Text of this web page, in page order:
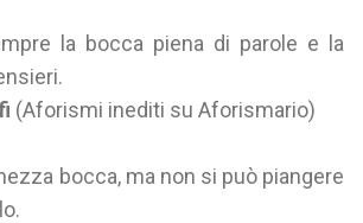
la bocca piena di parole e la
(Aforismi inediti su Aforismario)
bocca, ma non si può piangere